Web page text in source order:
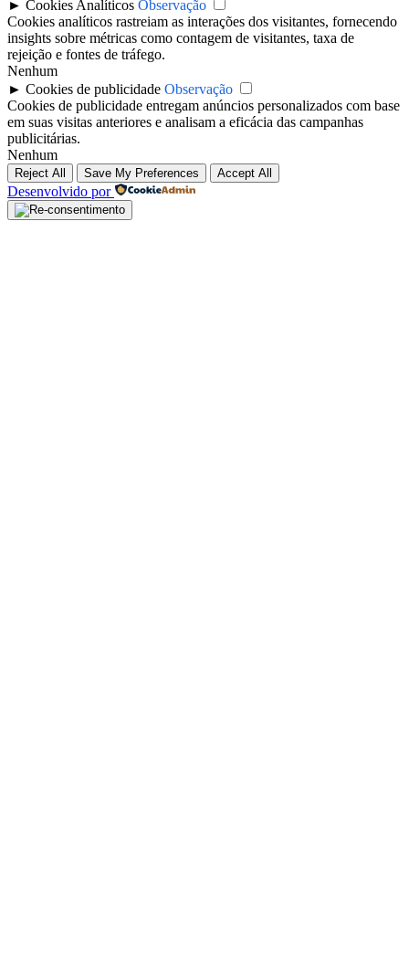
► Cookies Analíticos Observação
Cookies analíticos rastreiam as interações dos visitantes, fornecendo
insights sobre métricas como contagem de visitantes, taxa de
rejeição e fontes de tráfego.
Nenhum
► Cookies de publicidade Observação
Cookies de publicidade entregam anúncios personalizados com base
em suas visitas anteriores e analisam a eficácia das campanhas
publicitárias.
Nenhum
Reject All Save My Preferences Accept All
Desenvolvido por